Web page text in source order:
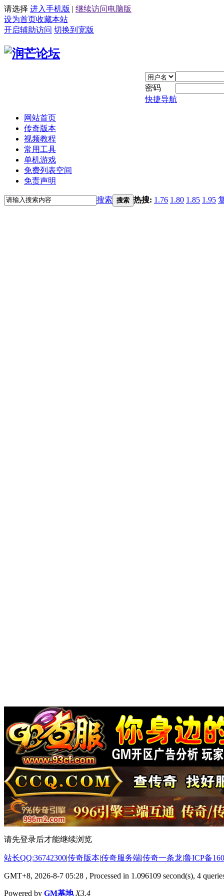
请选择 进入手机版 | 继续访问电脑版
设为首页收藏本站
开启辅助访问 切换到宽版
密码
快捷导航
网站首页
传奇版本
视频教程
常用工具
单机游戏
免费列表空间
免责声明
搜索 搜索 热搜: 1.76 1.80 1.85 1.95
请先登录后才能继续浏览
站长QQ:36742300|传奇版本|传奇服务端|传奇一条龙|鲁ICP备
GMT+8, 2026-8-7 05:28 , Processed in 1.096109 second(s), 4
Powered by GM基地 X3.4